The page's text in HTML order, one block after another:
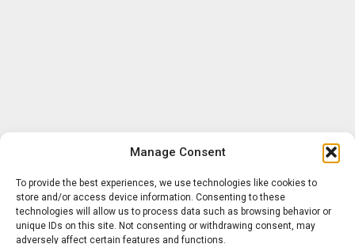
Manage Consent
To provide the best experiences, we use technologies like cookies to
store and/or access device information. Consenting to these
technologies will allow us to process data such as browsing behavior or
unique IDs on this site. Not consenting or withdrawing consent, may
adversely affect certain features and functions.